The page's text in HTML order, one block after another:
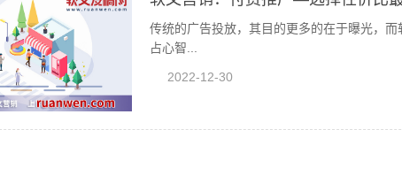
传统的广告投放，其目的更多的在于曝光，
占心智...
2022-12-30